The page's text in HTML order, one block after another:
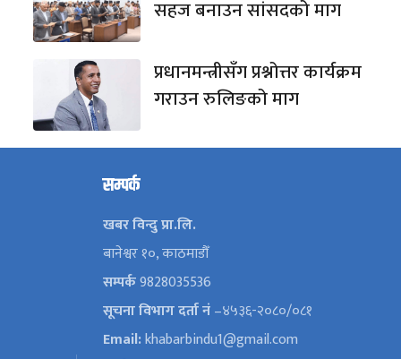
सहज बनाउन सांसदको माग
प्रधानमन्त्रीसँग प्रश्नोत्तर कार्यक्रम
गराउन रुलिङको माग
सम्पर्क
खबर विन्दु प्रा.लि.
बानेश्वर १०, काठमाडौँ
सम्पर्क9828035536
सूचना विभाग दर्ता नं–४५३६-२०८०/०८१
Email:khabarbindu1@gmail.com